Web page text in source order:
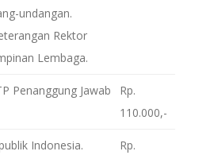
undangan.
Rektor
Lembaga.
Penanggung Jawab
Rp.
110.000,-
Indonesia.
Rp.